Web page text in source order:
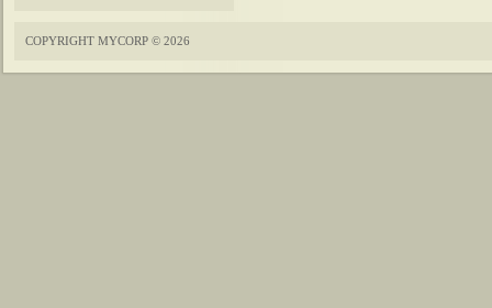
COPYRIGHT MYCORP © 2026